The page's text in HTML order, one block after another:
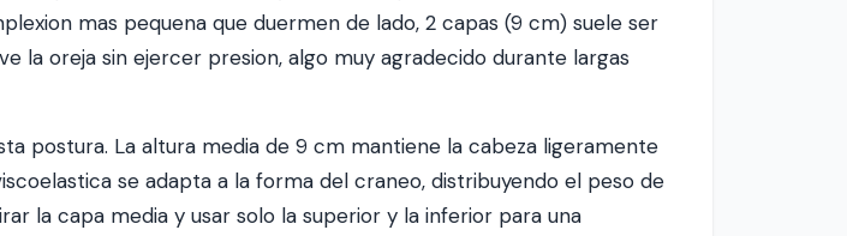
mas pequena que duermen de lado, 2 capas (9 cm) suele ser
la oreja sin ejercer presion, algo muy agradecido durante largas
postura. La altura media de 9 cm mantiene la cabeza ligeramente
se adapta a la forma del craneo, distribuyendo el peso de
la capa media y usar solo la superior y la inferior para una